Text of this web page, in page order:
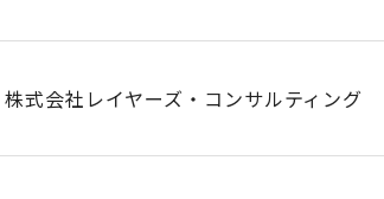
株式会社レイヤーズ・コンサルティング